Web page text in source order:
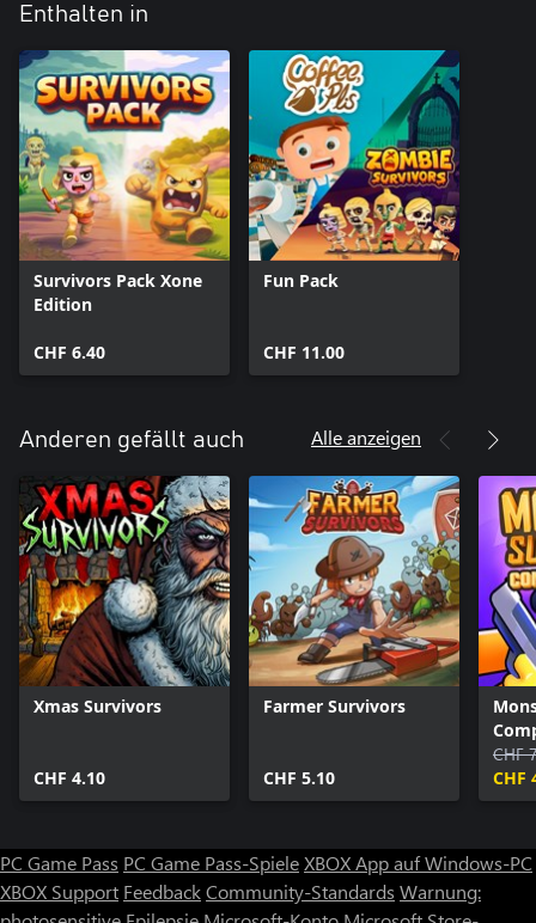
Enthalten in
Survivors Pack Xone
Edition
CHF 6.40
Fun Pack
CHF 11.00
Anderen gefällt auch Alle anzeigen
Xmas Survivors
CHF 4.10
Farmer Survivors
CHF 5.10
CHF
CHF
PC Game Pass PC Game Pass-SpieleXBOX App auf Windows-PC
XBOX Support FeedbackCommunity-Standards Warnung: